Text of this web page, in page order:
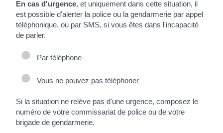
En cas d'urgence, et uniquement dans cette situation, il
est possible d'alerter la police ou la gendarmerie par appel
téléphonique, ou par SMS, si vous êtes dans l'incapacité
de parler.
Par téléphone
Vous ne pouvez pas téléphoner
Si la situation ne relève pas d'une urgence, composez le
numéro de votre commissariat de police ou de votre
brigade de gendarmerie.